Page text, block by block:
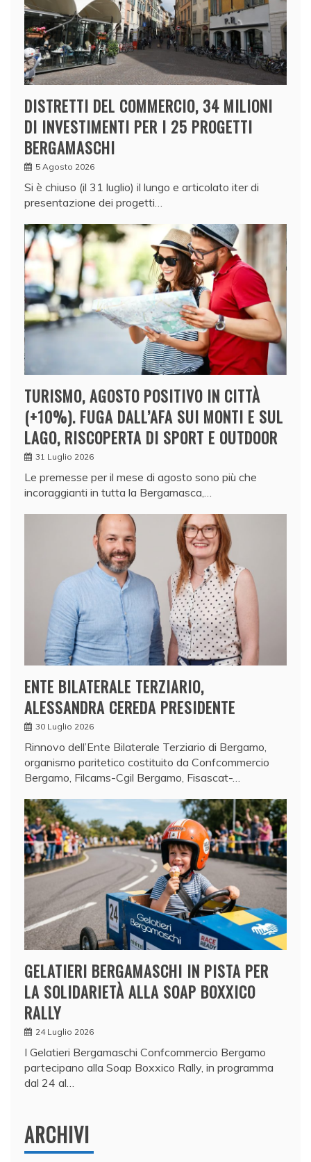
DISTRETTI DEL COMMERCIO, 34 MILIONI
DI INVESTIMENTI PER I 25 PROGETTI
BERGAMASCHI
5 Agosto 2026
Si è chiuso (il 31 luglio) il lungo e articolato iter di
presentazione dei progetti…
TURISMO, AGOSTO POSITIVO IN CITTÀ
(+10%). FUGA DALL’AFA SUI MONTI E SUL
LAGO, RISCOPERTA DI SPORT E OUTDOOR
31 Luglio 2026
Le premesse per il mese di agosto sono più che
incoraggianti in tutta la Bergamasca,…
ENTE BILATERALE TERZIARIO,
ALESSANDRA CEREDA PRESIDENTE
30 Luglio 2026
Rinnovo dell’Ente Bilaterale Terziario di Bergamo,
organismo paritetico costituito da Confcommercio
Bergamo, Filcams-Cgil Bergamo, Fisascat-…
GELATIERI BERGAMASCHI IN PISTA PER
LA SOLIDARIETÀ ALLA SOAP BOXXICO
RALLY
24 Luglio 2026
I Gelatieri Bergamaschi Confcommercio Bergamo
partecipano alla Soap Boxxico Rally, in programma
dal 24 al…
ARCHIVI